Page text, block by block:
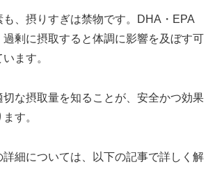
も、摂りすぎは禁物です。DHA・EPA
過剰に摂取すると体調に影響を及ぼす可
ます。
切な摂取量を知ることが、安全かつ効果
す。
細については、以下の記事で詳しく解